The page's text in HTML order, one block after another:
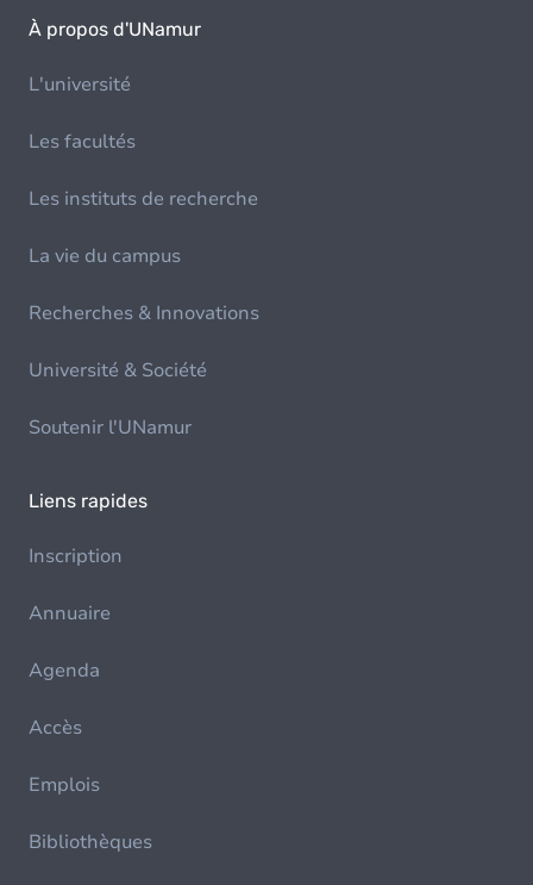
À propos d'UNamur
L'université
Les facultés
Les instituts de recherche
La vie du campus
Recherches & Innovations
Université & Société
Soutenir l'UNamur
Liens rapides
Inscription
Annuaire
Agenda
Accès
Emplois
Bibliothèques